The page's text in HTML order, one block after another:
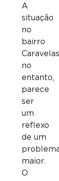
A
situação
no
bairro
no
entanto,
parece
ser
um
reflexo
de um
maior.
O